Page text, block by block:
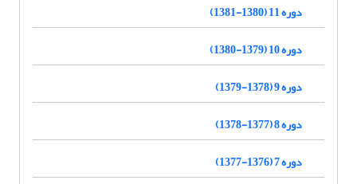
دوره 11 (1380-1381)
دوره 10 (1379-1380)
دوره 9 (1378-1379)
دوره 8 (1377-1378)
دوره 7 (1376-1377)